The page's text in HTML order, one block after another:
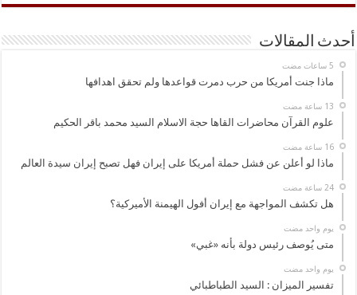
أحدث المقالات
ماذا جنت أمريكا من حرب دمرت قواعدها ولم تحقق اهدافها
علوم القرآن محاضرات القاها حجة الاسلام السيد محمد باقر الحكيم
‏16 ساعة مضت
ماذا لو أعلن عن فشل حملة أمريكا على إيران فهل تصبح إيران سيدة العالم
‏24 ساعة مضت
هل تكشف المواجهة مع إيران أفول الهيمنة الأميركية؟
‏يوم واحد مضت
متى يُوصف رئيس دولة بأنه «غبي»
‏يوم واحد مضت
تفسير الميزان : السيد الطباطبائي